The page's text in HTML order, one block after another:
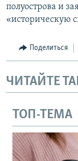
полуострова и
«историческую
Поделиться
ЧИТАЙТЕ
ТОП-ТЕМА